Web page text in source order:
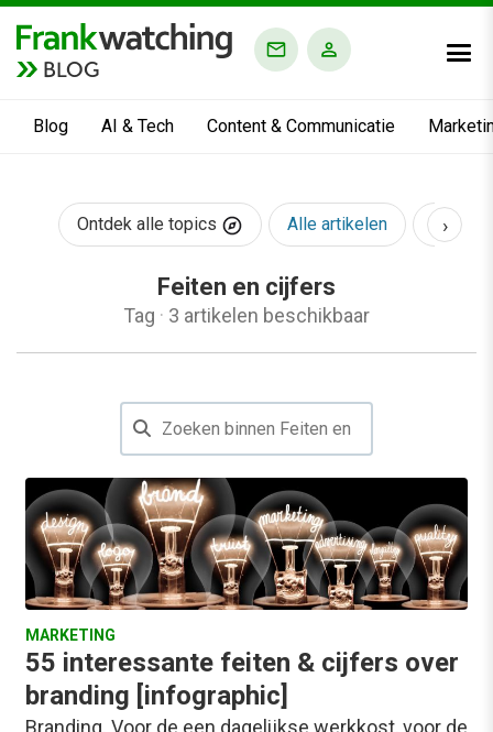
BLOG
Blog AI & Tech Content & Communicatie
Ontdek alle topics Alle artikelen AI &
›
Feiten en cijfers
Tag · 3 artikelen beschikbaar
MARKETING
55 interessante feiten & cijfers over
branding [infographic]